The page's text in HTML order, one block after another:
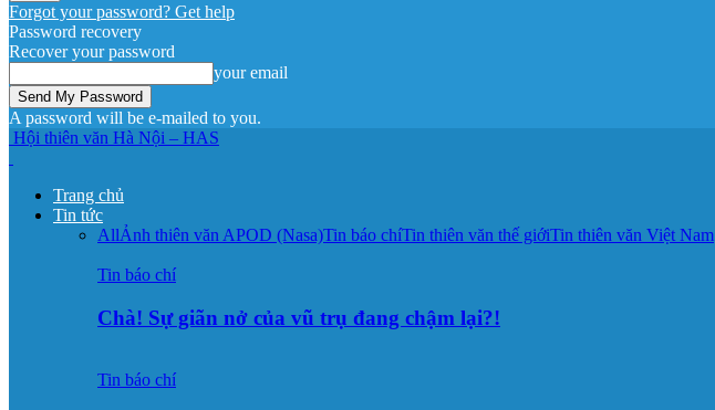
Forgot your password? Get help
Password recovery
Recover your password
your email
A password will be e-mailed to you.
Hội thiên văn Hà Nội – HAS
Trang chủ
Tin tức
AllẢnh thiên văn APOD (Nasa)Tin báo chíTin thiên văn thế giớiTin thiên văn Việt Nam
Tin báo chí
Chà! Sự giãn nở của vũ trụ đang chậm lại?!
Tin báo chí